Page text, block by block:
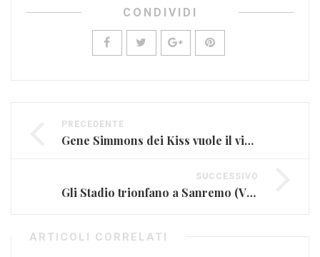
CONDIVIDI
PRECEDENTE
Gene Simmons dei Kiss vuole il video dell’esibizione di Elio e le Storie Tese
SUCCESSIVO
Gli Stadio trionfano a Sanremo (VIDEO)
ARTICOLI CORRELATI